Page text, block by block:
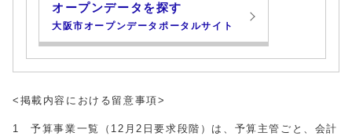
オープンデータを探す
大阪市オープンデータポータルサイト
<掲載内容における留意事項>
1 予算事業一覧（12月2日要求段階）は、予算主管ごと、会計